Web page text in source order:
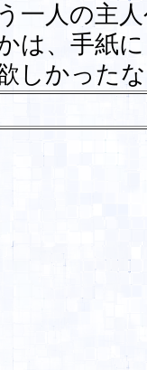
一人の主
は、手紙
しかった